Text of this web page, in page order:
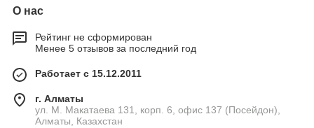
О нас
Рейтинг не сформирован
Менее 5 отзывов за последний год
Работает с 15.12.2011
г. Алматы
ул. М. Макатаева 131, корп. 6, офис 137 (Посейдон),
Алматы, Казахстан